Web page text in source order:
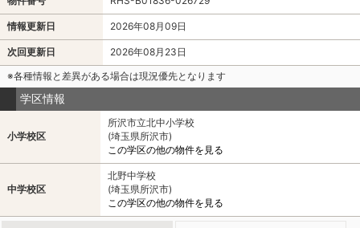
情報更新日 2026年08月09日
次回更新日
2026年08月23日
※各種情報と差異がある場合は現況優先となります
学区情報
小学校区
所沢市立北中小学校
(埼玉県所沢市)
この学区の他の物件を見る
中学校区
北野中学校
(埼玉県所沢市)
この学区の他の物件を見る